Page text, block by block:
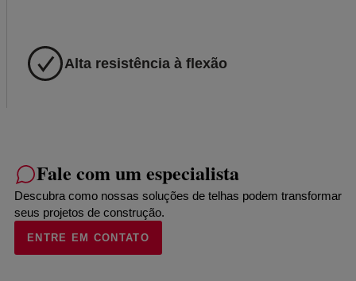
Alta resistência à flexão
Fale com um especialista
Descubra como nossas soluções de telhas podem transformar
seus projetos de construção.
ENTRE EM CONTATO